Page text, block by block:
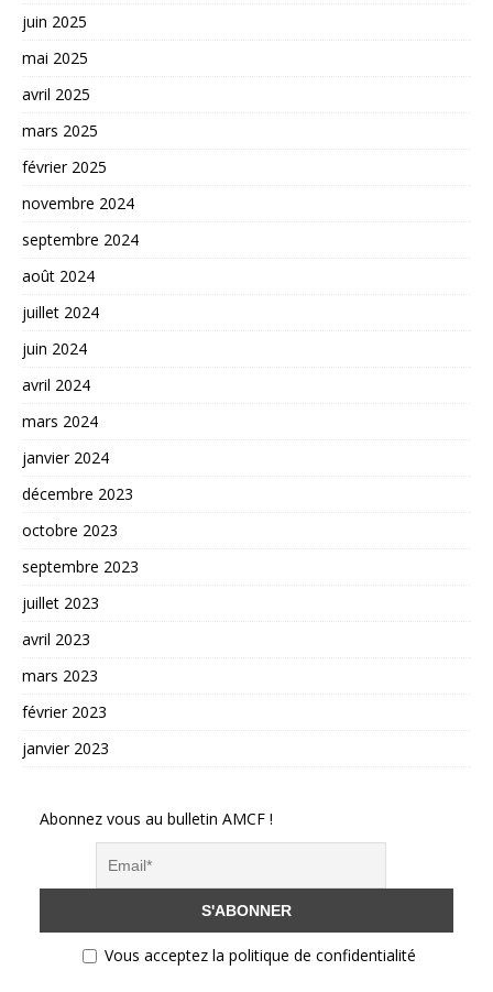
juin 2025
mai 2025
avril 2025
mars 2025
février 2025
novembre 2024
septembre 2024
août 2024
juillet 2024
juin 2024
avril 2024
mars 2024
janvier 2024
décembre 2023
octobre 2023
septembre 2023
juillet 2023
avril 2023
mars 2023
février 2023
janvier 2023
Abonnez vous au bulletin AMCF !
Vous acceptez la politique de confidentialité